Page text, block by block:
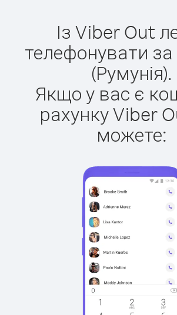
Із Viber Out
телефонувати
(Румунія).
Якщо у вас є
рахунку Viber
можете: